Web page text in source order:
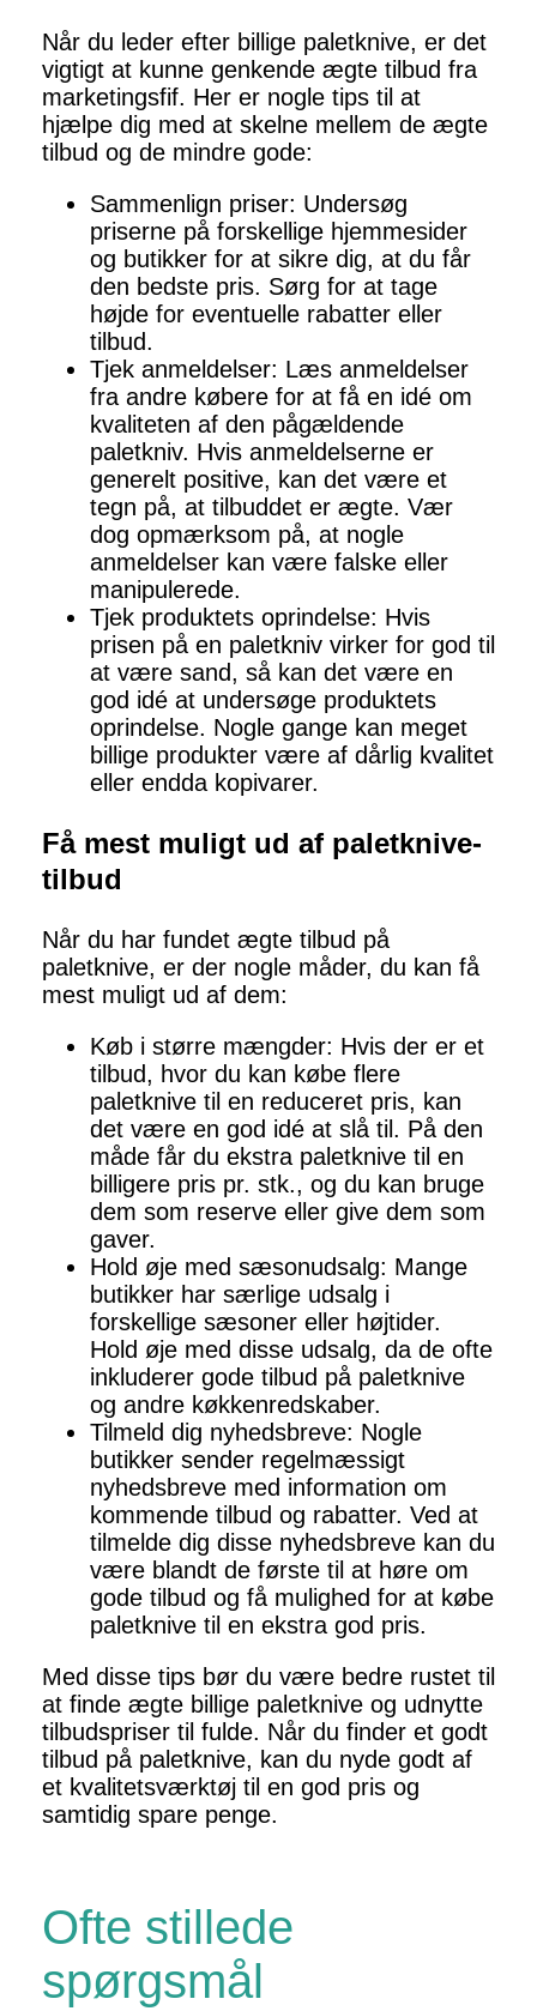
Når du leder efter billige paletknive, er det
vigtigt at kunne genkende ægte tilbud fra
marketingsfif. Her er nogle tips til at
hjælpe dig med at skelne mellem de ægte
tilbud og de mindre gode:
Sammenlign priser: Undersøg
priserne på forskellige hjemmesider
og butikker for at sikre dig, at du får
den bedste pris. Sørg for at tage
højde for eventuelle rabatter eller
tilbud.
Tjek anmeldelser: Læs anmeldelser
fra andre købere for at få en idé om
kvaliteten af den pågældende
paletkniv. Hvis anmeldelserne er
generelt positive, kan det være et
tegn på, at tilbuddet er ægte. Vær
dog opmærksom på, at nogle
anmeldelser kan være falske eller
manipulerede.
Tjek produktets oprindelse: Hvis
prisen på en paletkniv virker for god til
at være sand, så kan det være en
god idé at undersøge produktets
oprindelse. Nogle gange kan meget
billige produkter være af dårlig kvalitet
eller endda kopivarer.
Få mest muligt ud af paletknive-
tilbud
Når du har fundet ægte tilbud på
paletknive, er der nogle måder, du kan få
mest muligt ud af dem:
Køb i større mængder: Hvis der er et
tilbud, hvor du kan købe flere
paletknive til en reduceret pris, kan
det være en god idé at slå til. På den
måde får du ekstra paletknive til en
billigere pris pr. stk., og du kan bruge
dem som reserve eller give dem som
gaver.
Hold øje med sæsonudsalg: Mange
butikker har særlige udsalg i
forskellige sæsoner eller højtider.
Hold øje med disse udsalg, da de ofte
inkluderer gode tilbud på paletknive
og andre køkkenredskaber.
Tilmeld dig nyhedsbreve: Nogle
butikker sender regelmæssigt
nyhedsbreve med information om
kommende tilbud og rabatter. Ved at
tilmelde dig disse nyhedsbreve kan du
være blandt de første til at høre om
gode tilbud og få mulighed for at købe
paletknive til en ekstra god pris.
Med disse tips bør du være bedre rustet til
at finde ægte billige paletknive og udnytte
tilbudspriser til fulde. Når du finder et godt
tilbud på paletknive, kan du nyde godt af
et kvalitetsværktøj til en god pris og
samtidig spare penge.
Ofte stillede
spørgsmål